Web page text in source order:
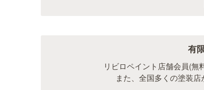
有
リビロペイント店舗会員(無
また、全国多くの塗装